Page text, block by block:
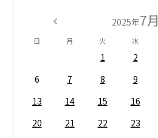
2025年7月
日 月 火 水
1 2
6
7 8 9
13
14 15 16
20
21 22 23